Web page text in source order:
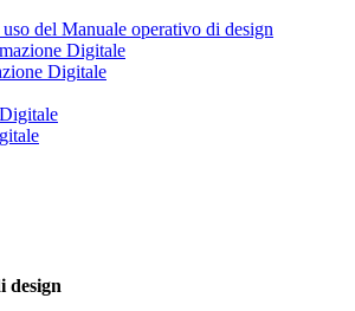
del Manuale operativo di design
Digitale
design